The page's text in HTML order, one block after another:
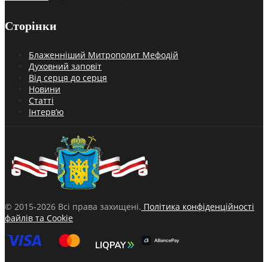
Сторінки
Блаженніший Митрополит Мефодій
Духовний заповіт
Від серця до серця
Новини
Статті
Інтерв’ю
© 2015-2026 Всі права захищені. Політика конфіденційності
файлів та Cookie